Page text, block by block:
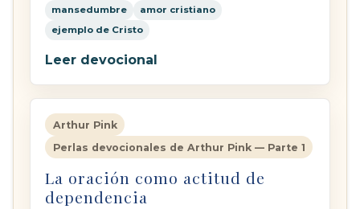
mansedumbre
amor cristiano
ejemplo de Cristo
Leer devocional
Arthur Pink
Perlas devocionales de Arthur Pink — Parte 1
La oración como actitud de
dependencia